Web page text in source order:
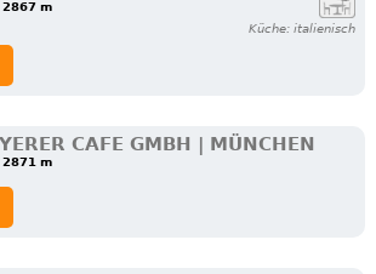
2867 m
Küche: italienisch
CAFE GMBH | MÜNCHEN
2871 m